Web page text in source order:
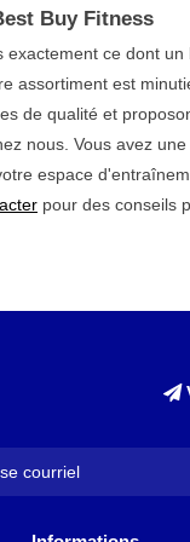
Buy Fitness
ce dont
assortiment est
de qualité et
nous. Vous avez
espace
pour des conseils